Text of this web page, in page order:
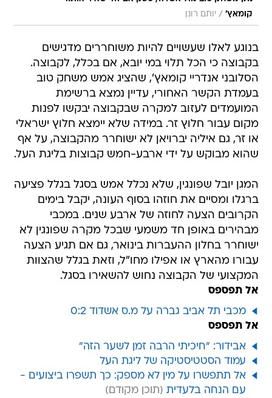
קומאץ' / יותם רונן
בנוגע לאלו שעשויים להיות משוחררים מדגישים
בקבוצה כי הכל תלוי במי יובא, אם בכלל, לקבוצה.
הסלובני אנדריי קומאץ', שהציג אמש משחק טוב
בעמדת הקשר האחורי, עדיין נמצא ברשימת
המועמדים לעזוב למקרה שבקבוצה יבקשו לפנות
מקום עבור חלוץ זר. במידה שלא יימצא חלוץ ישראלי
או זר, גם איליה יברויאן לא ישוחרר מהקבוצה, על אף
שהוא מבוקש על ידי ארבע-חמש קבוצות בליגת העל.
המגן יובל שפונגין, שלא נכלל אמש בסגל בגלל פציעה
ברגלו ומסיים את חוזהו בסוף העונה, יקבל בימים
הקרובים הצעה לחוזה של ארבע שנים. במכבי
מבהירים באופן חד משמעי שבכל מקרה שפונגין לא
ישוחרר בחלון ההעברות בינואר, גם אם תגיע הצעה
עבורו מהארץ או אפילו מחו"ל, וזאת בגלל שהצוות
המקצועי של הקבוצה נחוש להשאירו בסגל.
אל תפספס
מכבי תל אביב גברה על מ.ס אשדוד 0:2
אל תפספס
אבידור: "חיכיתי הרבה זמן לשער הזה"
עמוד הסטטיסטיקה של ליגת העל
אל תתפשרו על מין לא מספק: כך תשפרו ביצועים -
עם הנחה בלעדית